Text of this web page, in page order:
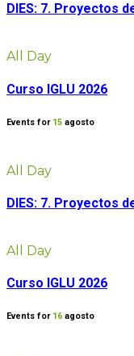
DIES: 7. Proyectos
All Day
Curso IGLU 2026
Events for 15 agosto
All Day
DIES: 7. Proyectos
All Day
Curso IGLU 2026
Events for 16 agosto